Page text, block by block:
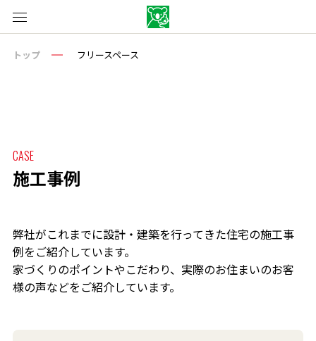
トップ フリースペース
CASE
施工事例
弊社がこれまでに設計・建築を行ってきた住宅の施工事
例をご紹介しています。
家づくりのポイントやこだわり、実際のお住まいのお客
様の声などをご紹介しています。